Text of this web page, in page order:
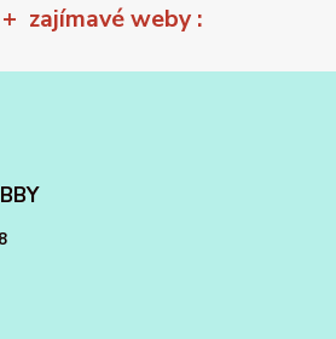
+ zajímavé weby :